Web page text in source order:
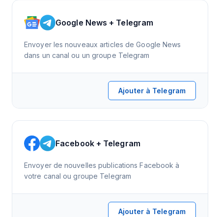
Google News + Telegram
Envoyer les nouveaux articles de Google News
dans un canal ou un groupe Telegram
Ajouter à Telegram
Facebook + Telegram
Envoyer de nouvelles publications Facebook à
votre canal ou groupe Telegram
Ajouter à Telegram